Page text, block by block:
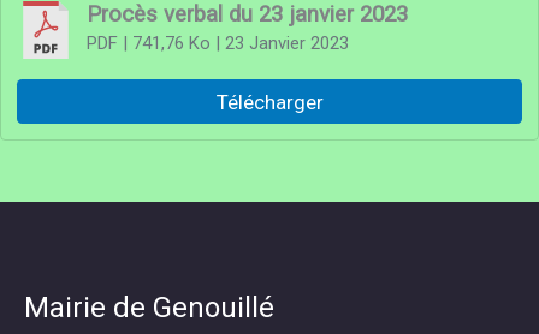
Procès verbal du 23 janvier 2023
PDF| 741,76 Ko | 23 Janvier 2023
Télécharger
Mairie de Genouillé